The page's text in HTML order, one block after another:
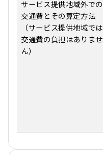
サービス提供地域外での
交通費とその算定方法
（サービス提供地域では
交通費の負担はありませ
ん）